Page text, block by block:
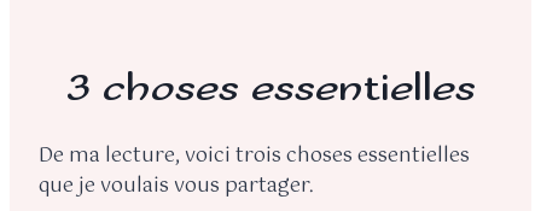
3 choses essentielles
De ma lecture, voici trois choses essentielles
que je voulais vous partager.